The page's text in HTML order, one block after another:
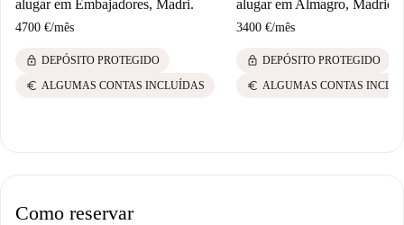
alugar em Embajadores, Madri.
4700 €/mês
lock DEPÓSITO PROTEGIDO
euro ALGUMAS CONTAS INCLUÍDAS
alugar em Almagro, Madrid
3400 €/mês
lock DEPÓSITO PROTEGIDO
euro ALGUMAS CONTAS
Como reservar